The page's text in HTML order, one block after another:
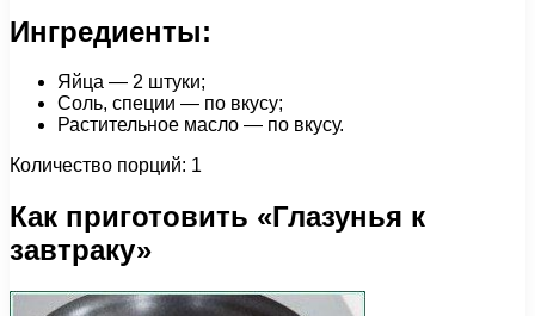
Ингредиенты:
Яйца — 2 штуки;
Соль, специи — по вкусу;
Растительное масло — по вкусу.
Количество порций: 1
Как приготовить «Глазунья к
завтраку»